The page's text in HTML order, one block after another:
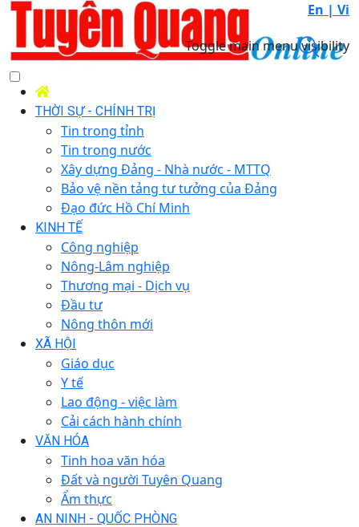
En | Vi
Toggle main menu visibility
THỜI SỰ - CHÍNH TRỊ
Tin trong tỉnh
Tin trong nước
Xây dựng Đảng - Nhà nước - MTTQ
Bảo vệ nền tảng tư tưởng của Đảng
Đạo đức Hồ Chí Minh
KINH TẾ
Công nghiệp
Nông-Lâm nghiệp
Thương mại - Dịch vụ
Đầu tư
Nông thôn mới
XÃ HỘI
Giáo dục
Y tế
Lao động - việc làm
Cải cách hành chính
VĂN HÓA
Tinh hoa văn hóa
Đất và người Tuyên Quang
Ẩm thực
AN NINH - QUỐC PHÒNG